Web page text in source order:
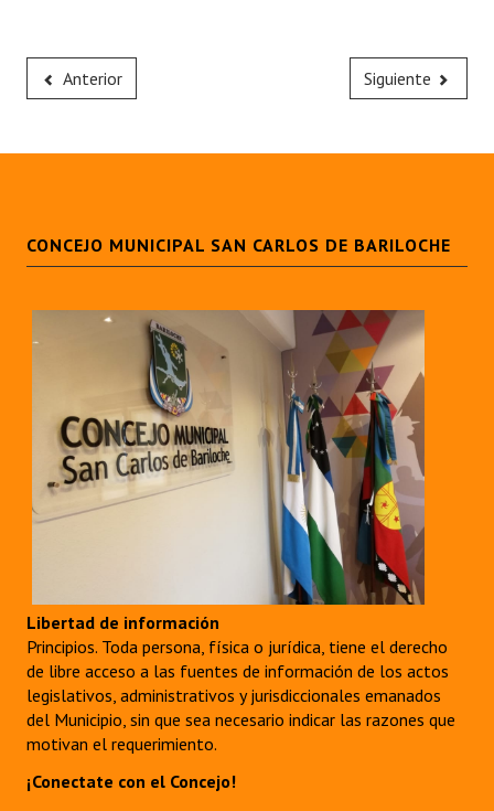
Ciudadano Ilustre - Registro
Banca del Vecino - Registro
Huéspedes de Honor - Registro
Reconocimientos - Registro
Entrega de distinciones
REFORMA DE LA CARTA ORGÁNICA
Anterior Siguiente
CONCEJO MUNICIPAL SAN CARLOS DE BARILOCHE
Libertad de información
Principios. Toda persona, física o jurídica, tiene el derecho
de libre acceso a las fuentes de información de los actos
legislativos, administrativos y jurisdiccionales emanados
del Municipio, sin que sea necesario indicar las razones que
motivan el requerimiento.
¡Conectate con el Concejo!